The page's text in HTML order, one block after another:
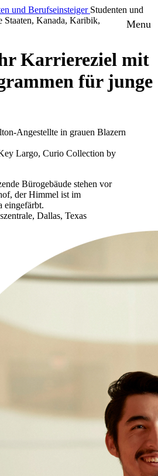
Menu
und Berufseinsteiger Studenten und
Staaten, Kanada, Karibik,
Karriereziel mit
für junge
Largo, Curio Collection by
Dallas, Texas